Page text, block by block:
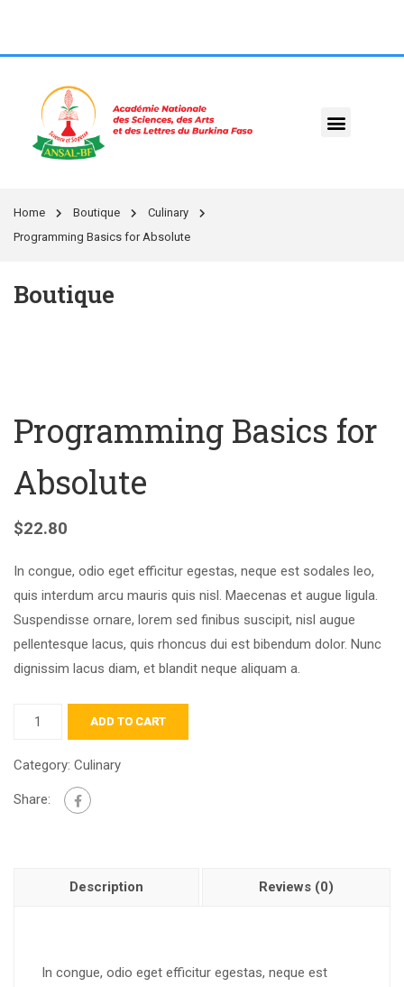
Home Boutique
Culinary
Programming Basics for Absolute
Boutique
Programming Basics for
Absolute
$22.80
In congue, odio eget efficitur egestas, neque est sodales leo,
quis interdum arcu mauris quis nisl. Maecenas et augue ligula.
Suspendisse ornare, lorem sed finibus suscipit, nisl augue
pellentesque lacus, quis rhoncus dui est bibendum dolor. Nunc
dignissim lacus diam, et blandit neque aliquam a.
ADD TO CART
Category: Culinary
Share:
Description Reviews (0)
In congue, odio eget efficitur egestas, neque est